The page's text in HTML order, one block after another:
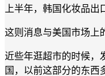
上半年，韩国化妆品出
这则消息与美国市场上
近些年逛超市的时候，
国，以前这部分的东西